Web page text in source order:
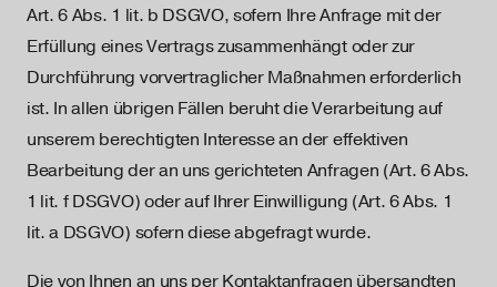
Art. 6 Abs. 1 lit. b DSGVO, sofern Ihre Anfrage mit der
Erfüllung eines Vertrags zusammenhängt oder zur
Durchführung vorvertraglicher Maßnahmen erforderlich
ist. In allen übrigen Fällen beruht die Verarbeitung auf
unserem berechtigten Interesse an der effektiven
Bearbeitung der an uns gerichteten Anfragen (Art. 6 Abs.
1 lit. f DSGVO) oder auf Ihrer Einwilligung (Art. 6 Abs. 1
lit. a DSGVO) sofern diese abgefragt wurde.
Die von Ihnen an uns per Kontaktanfragen übersandten